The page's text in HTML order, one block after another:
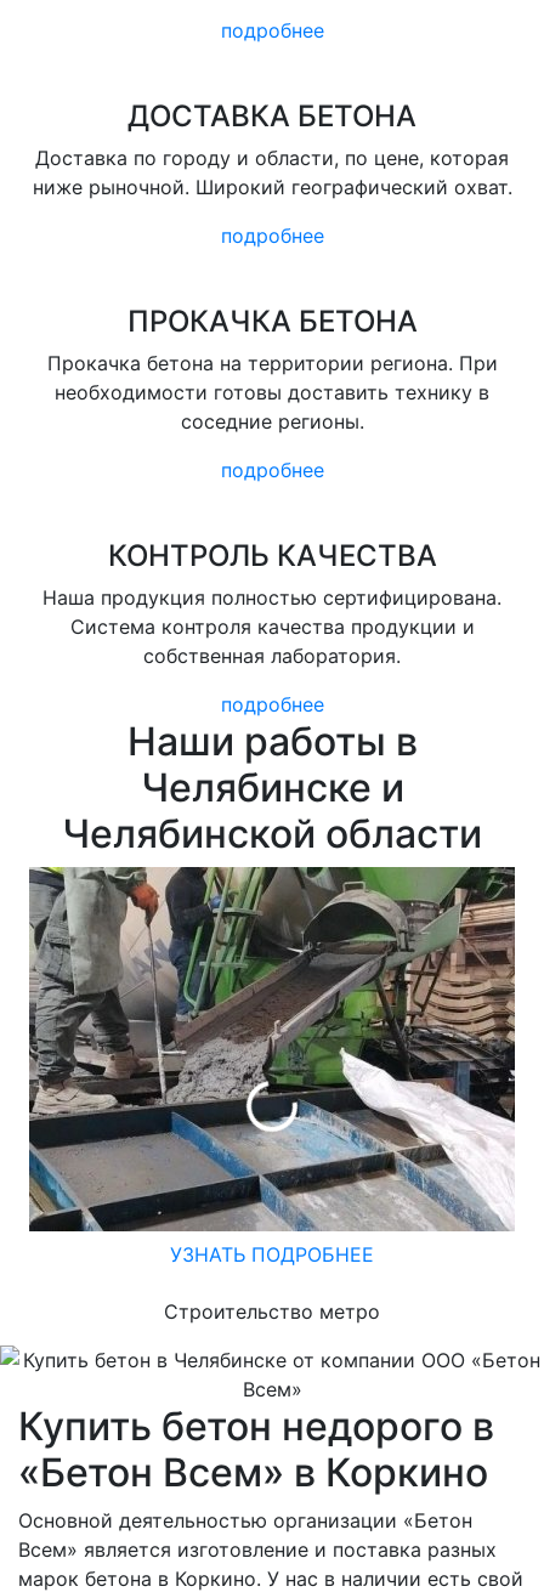
подробнее
ДОСТАВКА БЕТОНА
Доставка по городу и области, по цене, которая
ниже рыночной. Широкий географический охват.
подробнее
ПРОКАЧКА БЕТОНА
Прокачка бетона на территории региона. При
необходимости готовы доставить технику в
соседние регионы.
подробнее
КОНТРОЛЬ КАЧЕСТВА
Наша продукция полностью сертифицирована.
Система контроля качества продукции и
собственная лаборатория.
подробнее
Наши работы в
Челябинске и
Челябинской области
УЗНАТЬ ПОДРОБНЕЕ
Строительство метро
Купить бетон недорого в
«Бетон Всем» в Коркино
Основной деятельностью организации «Бетон
Всем» является изготовление и поставка разных
марок бетона в Коркино. У нас в наличии есть свой